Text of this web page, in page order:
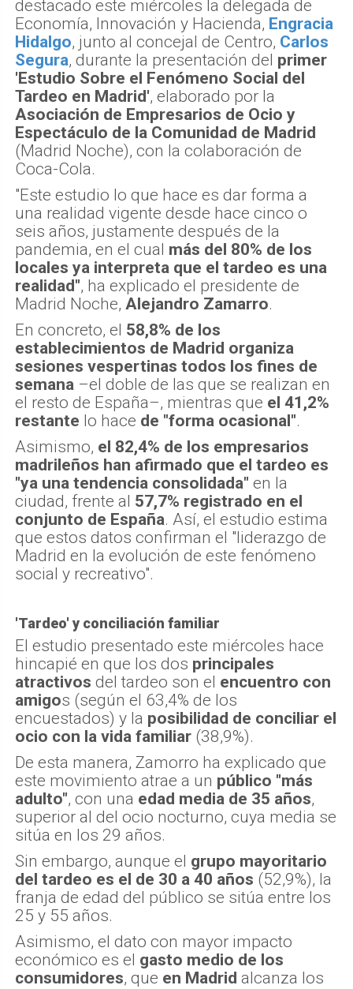
destacado este miércoles la delegada de
Economía, Innovación y Hacienda, Engracia
Hidalgo, junto al concejal de Centro, Carlos
Segura, durante la presentación del primer
'Estudio Sobre el Fenómeno Social del
Tardeo en Madrid', elaborado por la
Asociación de Empresarios de Ocio y
Espectáculo de la Comunidad de Madrid
(Madrid Noche), con la colaboración de
Coca-Cola.
"Este estudio lo que hace es dar forma a
una realidad vigente desde hace cinco o
seis años, justamente después de la
pandemia, en el cual más del 80% de los
locales ya interpreta que el tardeo es una
realidad", ha explicado el presidente de
Madrid Noche, Alejandro Zamarro.
En concreto, el 58,8% de los
establecimientos de Madrid organiza
sesiones vespertinas todos los fines de
semana –el doble de las que se realizan en
el resto de España–, mientras que el 41,2%
restante lo hace de "forma ocasional".
Asimismo, el 82,4% de los empresarios
madrileños han afirmado que el tardeo es
"ya una tendencia consolidada" en la
ciudad, frente al 57,7% registrado en el
conjunto de España. Así, el estudio estima
que estos datos confirman el "liderazgo de
Madrid en la evolución de este fenómeno
social y recreativo".
'Tardeo' y conciliación familiar
El estudio presentado este miércoles hace
hincapié en que los dos principales
atractivos del tardeo son el encuentro con
amigos (según el 63,4% de los
encuestados) y la posibilidad de conciliar el
ocio con la vida familiar (38,9%).
De esta manera, Zamorro ha explicado que
este movimiento atrae a un público "más
adulto", con una edad media de 35 años,
superior al del ocio nocturno, cuya media se
sitúa en los 29 años.
Sin embargo, aunque el grupo mayoritario
del tardeo es el de 30 a 40 años (52,9%), la
franja de edad del público se sitúa entre los
25 y 55 años.
Asimismo, el dato con mayor impacto
económico es el gasto medio de los
consumidores, que en Madrid alcanza los